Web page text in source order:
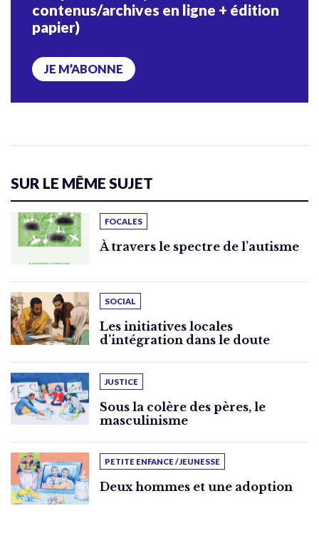
contenus/archives en ligne + édition
papier)
JE M’ABONNE
SUR LE MÊME SUJET
FOCALES
À travers le spectre de l’autisme
SOCIAL
Les initiatives locales
d’intégration dans le doute
JUSTICE
Sous la colère des pères, le
masculinisme
PETITE ENFANCE / JEUNESSE
Deux hommes et une adoption